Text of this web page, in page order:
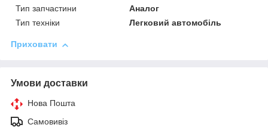
Тип запчастини
Аналог
Тип техніки
Легковий автомобіль
Приховати
Умови доставки
Нова Пошта
Самовивіз